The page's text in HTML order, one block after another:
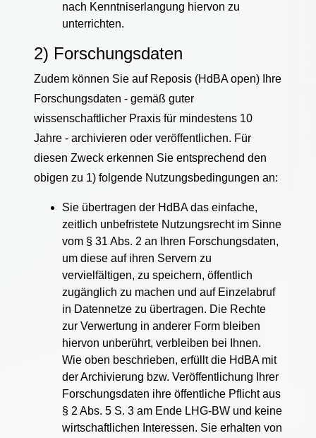
nach Kenntniserlangung hiervon zu
unterrichten.
2) Forschungsdaten
Zudem können Sie auf Reposis (HdBA open) Ihre
Forschungsdaten - gemäß guter
wissenschaftlicher Praxis für mindestens 10
Jahre - archivieren oder veröffentlichen. Für
diesen Zweck erkennen Sie entsprechend den
obigen zu 1) folgende Nutzungsbedingungen an:
Sie übertragen der HdBA das einfache,
zeitlich unbefristete Nutzungsrecht im Sinne
vom § 31 Abs. 2 an Ihren Forschungsdaten,
um diese auf ihren Servern zu
vervielfältigen, zu speichern, öffentlich
zugänglich zu machen und auf Einzelabruf
in Datennetze zu übertragen. Die Rechte
zur Verwertung in anderer Form bleiben
hiervon unberührt, verbleiben bei Ihnen.
Wie oben beschrieben, erfüllt die HdBA mit
der Archivierung bzw. Veröffentlichung Ihrer
Forschungsdaten ihre öffentliche Pflicht aus
§ 2 Abs. 5 S. 3 am Ende LHG-BW und keine
wirtschaftlichen Interessen. Sie erhalten von